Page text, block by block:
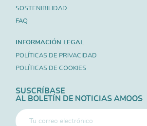
SOSTENIBILIDAD
FAQ
INFORMACIÓN LEGAL
POLÍTICAS DE PRIVACIDAD
POLÍTICAS DE COOKIES
SUSCRÍBASE
AL BOLETÍN DE NOTICIAS AMOOS